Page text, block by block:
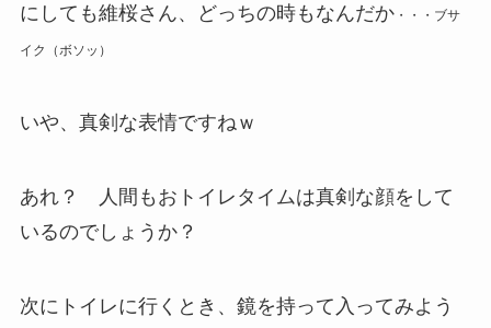
にしても維桜さん、どっちの時もなんだか・・・ ブサ
イク （ボソッ）
いや、真剣な表情ですねｗ
あれ？ 人間もおトイレタイムは真剣な顔をして
いるのでしょうか？
次にトイレに行くとき、鏡を持って入ってみよう